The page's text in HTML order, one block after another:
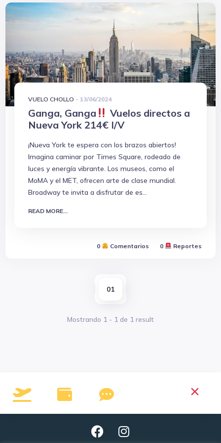
VUELO CHOLLO - 13/06/2024
Ganga, Ganga
Vuelos directos a
Nueva York 214€ I/V
¡Nueva York te espera con los brazos abiertos!
Imagina caminar por Times Square, rodeado de
luces y energía vibrante. Los museos, como el
MoMA y el MET, ofrecen arte de clase mundial.
Broadway te invita a disfrutar de es...
READ MORE...
0 Comentarios 0 Reportes
01
Mostrando 1 - 1 de 1 result